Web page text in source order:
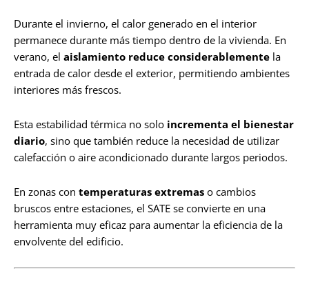
Durante el invierno, el calor generado en el interior
permanece durante más tiempo dentro de la vivienda. En
verano, el aislamiento reduce considerablemente la
entrada de calor desde el exterior, permitiendo ambientes
interiores más frescos.
Esta estabilidad térmica no solo incrementa el bienestar
diario, sino que también reduce la necesidad de utilizar
calefacción o aire acondicionado durante largos periodos.
En zonas con temperaturas extremas o cambios
bruscos entre estaciones, el SATE se convierte en una
herramienta muy eficaz para aumentar la eficiencia de la
envolvente del edificio.